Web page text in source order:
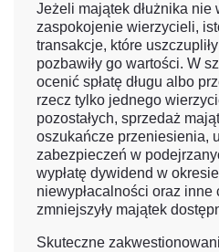
Jeżeli majątek dłużnika nie
zaspokojenie wierzycieli,
transakcje, które
pozbawiły go wartości. W
ocenić spłatę długu albo
rzecz tylko jednego
pozostałych, sprzedaż
oszukańcze przeniesienia,
zabezpieczeń w
wypłatę dywidend w
niewypłacalności oraz inne
zmniejszyły majątek
Skuteczne